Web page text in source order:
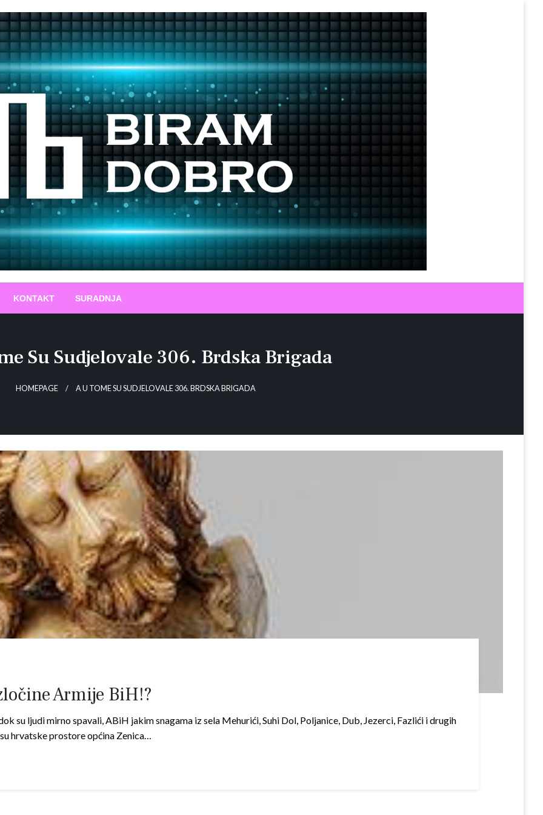
KONTAKT SURADNJA
Su Sudjelovale 306. Brdska Brigada
HOMEPAGE A U TOME SU SUDJELOVALE 306. BRDSKA BRIGADA
Armije BiH!?
su ljudi mirno spavali, ABiH jakim snagama iz sela Mehurići, Suhi Dol, Poljanice, Dub, Jezerci, Fazlići i drugih
hrvatske prostore općina Zenica…